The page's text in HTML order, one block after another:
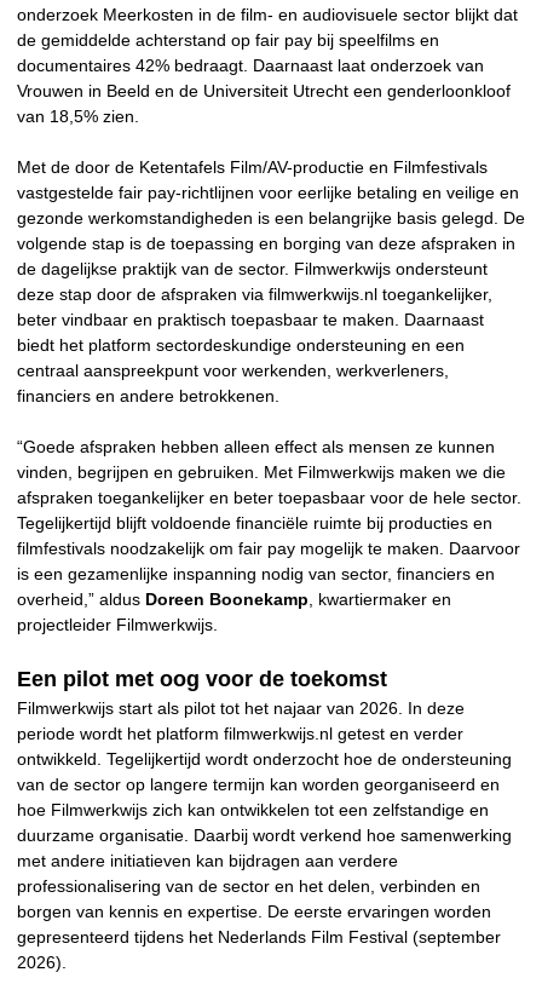
onderzoek Meerkosten in de film- en audiovisuele sector blijkt dat
de gemiddelde achterstand op fair pay bij speelfilms en
documentaires 42% bedraagt. Daarnaast laat onderzoek van
Vrouwen in Beeld en de Universiteit Utrecht een genderloonkloof
van 18,5% zien.
Met de door de Ketentafels Film/AV-productie en Filmfestivals
vastgestelde fair pay-richtlijnen voor eerlijke betaling en veilige en
gezonde werkomstandigheden is een belangrijke basis gelegd. De
volgende stap is de toepassing en borging van deze afspraken in
de dagelijkse praktijk van de sector. Filmwerkwijs ondersteunt
deze stap door de afspraken via filmwerkwijs.nl toegankelijker,
beter vindbaar en praktisch toepasbaar te maken. Daarnaast
biedt het platform sectordeskundige ondersteuning en een
centraal aanspreekpunt voor werkenden, werkverleners,
financiers en andere betrokkenen.
“Goede afspraken hebben alleen effect als mensen ze kunnen
vinden, begrijpen en gebruiken. Met Filmwerkwijs maken we die
afspraken toegankelijker en beter toepasbaar voor de hele sector.
Tegelijkertijd blijft voldoende financiële ruimte bij producties en
filmfestivals noodzakelijk om fair pay mogelijk te maken. Daarvoor
is een gezamenlijke inspanning nodig van sector, financiers en
overheid,” aldus Doreen Boonekamp , kwartiermaker en
projectleider Filmwerkwijs.
Een pilot met oog voor de toekomst
Filmwerkwijs start als pilot tot het najaar van 2026. In deze
periode wordt het platform filmwerkwijs.nl getest en verder
ontwikkeld. Tegelijkertijd wordt onderzocht hoe de ondersteuning
van de sector op langere termijn kan worden georganiseerd en
hoe Filmwerkwijs zich kan ontwikkelen tot een zelfstandige en
duurzame organisatie. Daarbij wordt verkend hoe samenwerking
met andere initiatieven kan bijdragen aan verdere
professionalisering van de sector en het delen, verbinden en
borgen van kennis en expertise. De eerste ervaringen worden
gepresenteerd tijdens het Nederlands Film Festival (september
2026).